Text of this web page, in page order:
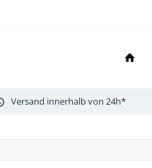
Versand innerhalb von 24h*